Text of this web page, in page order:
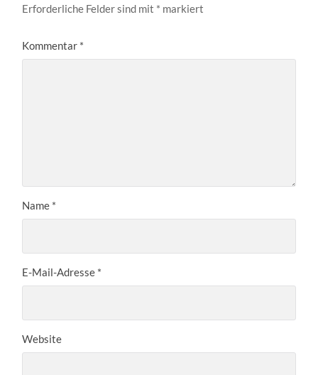
Erforderliche Felder sind mit * markiert
Kommentar *
Name *
E-Mail-Adresse *
Website